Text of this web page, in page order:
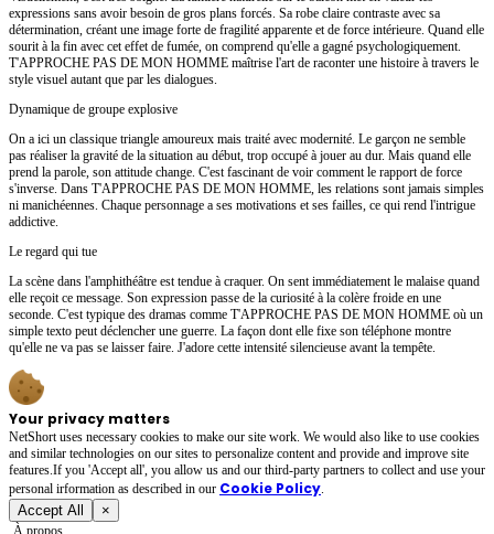
expressions sans avoir besoin de gros plans forcés. Sa robe claire contraste avec sa
détermination, créant une image forte de fragilité apparente et de force intérieure. Quand elle
sourit à la fin avec cet effet de fumée, on comprend qu'elle a gagné psychologiquement.
T'APPROCHE PAS DE MON HOMME maîtrise l'art de raconter une histoire à travers le
style visuel autant que par les dialogues.
Dynamique de groupe explosive
On a ici un classique triangle amoureux mais traité avec modernité. Le garçon ne semble
pas réaliser la gravité de la situation au début, trop occupé à jouer au dur. Mais quand elle
prend la parole, son attitude change. C'est fascinant de voir comment le rapport de force
s'inverse. Dans T'APPROCHE PAS DE MON HOMME, les relations sont jamais simples
ni manichéennes. Chaque personnage a ses motivations et ses failles, ce qui rend l'intrigue
addictive.
Le regard qui tue
La scène dans l'amphithéâtre est tendue à craquer. On sent immédiatement le malaise quand
elle reçoit ce message. Son expression passe de la curiosité à la colère froide en une
seconde. C'est typique des dramas comme T'APPROCHE PAS DE MON HOMME où un
simple texto peut déclencher une guerre. La façon dont elle fixe son téléphone montre
qu'elle ne va pas se laisser faire. J'adore cette intensité silencieuse avant la tempête.
Your privacy matters
NetShort uses necessary cookies to make our site work. We would also like to use cookies
and similar technologies on our sites to personalize content and provide and improve site
features.If you 'Accept all', you allow us and our third-party partners to collect and use your
personal irformation as described in our Cookie Policy.
Accept All ×
À propos